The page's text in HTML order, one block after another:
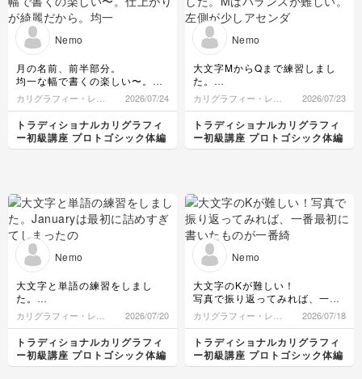
Nemo
月の名前、前半部分。
均一な幅で書くの楽しい〜。仕
上がりが綺麗だから。
均一大事。
途中でgが変な癖がついている
ことに気づく。
カリグラフィー・レタ
リング
2026/07/24
トラディショナルカリグラフィ
ー初級講座 プロトゴシック体編
Nemo
大文字MからQまで練習しまし
た。
Mはバランスが難しい。左側が
少しアセンダーとディセンダー
の全幅より小さい。
Nは今までで一番古さを感じる
カリグラフィー・レタ
リング
2026/07/23
トラディショナルカリグラフィ
ー初級講座 プロトゴシック体編
Nemo
大文字と単語の練習をしまし
た。
Januaryは最初に詰めすぎてし
まったので、そのままやや詰め
たスペーシングで書きました。
minimum書くの楽しい😊
カリグラフィー・レタ
リング
2026/07/20
トラディショナルカリグラフィ
ー初級講座 プロトゴシック体編
Nemo
大文字のKが難しい！
写真で振り返ってみれば、一番
最初に書いたものが一番綺麗😅
お手本と違うところを書き出し
てみたので、明日はKとLをしっ
かり練習して、単語も書いてい
きたいです。
カリグラフィー・レタ
リング
2026/07/18
トラディショナルカリグラフィ
ー初級講座 プロトゴシック体編